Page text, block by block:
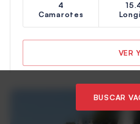
4
Camarotes
VER
BUSCAR